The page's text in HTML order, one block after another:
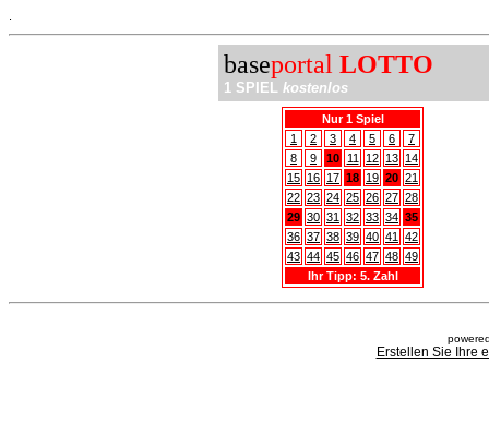
baseportal LOTTO
1 SPIEL kostenlos
Nur 1 Spiel
1
2 3 4 5 6
7
8
9 10 11 12 13 14
15 16 17 18 19 20 21
22 23 24 25 26 27 28
29 30 31 32 33 34 35
36 37 38 39 40 41
42
43 44 45 46 47 48 49
Ihr Tipp: 5. Zahl
Erstellen Sie Ihre